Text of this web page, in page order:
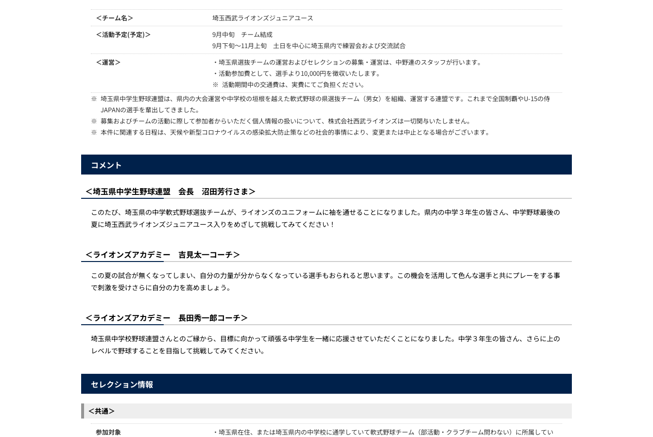
＜チーム名＞
埼玉西武ライオンズジュニアユース
＜活動予定(予定)＞
9月中旬 チーム結成
9月下旬～11月上旬 土日を中心に埼玉県内で練習会および交流試合
＜運営＞
・埼玉県選抜チームの運営およびセレクションの募集・運営は、中野連のスタッフが行います。
・活動参加費として、選手より10,000円を徴収いたします。
※ 活動期間中の交通費は、実費にてご負担ください。
※ 埼玉県中学生野球連盟は、県内の大会運営や中学校の垣根を越えた軟式野球の県選抜チーム（男女）を組織、運営する連盟です。これまで全国制覇やU-15の侍
JAPANの選手を輩出してきました。
※ 募集およびチームの活動に際して参加者からいただく個人情報の扱いについて、株式会社西武ライオンズは一切関与いたしません。
※ 本件に関連する日程は、天候や新型コロナウイルスの感染拡大防止策などの社会的事情により、変更または中止となる場合がございます。
コメント
＜埼玉県中学生野球連盟 会長 沼田芳行さま＞
このたび、埼玉県の中学軟式野球選抜チームが、ライオンズのユニフォームに袖を通せることになりました。県内の中学３年生の皆さん、中学野球最後の
夏に埼玉西武ライオンズジュニアユース入りをめざして挑戦してみてください！
＜ライオンズアカデミー 吉見太一コーチ＞
この夏の試合が無くなってしまい、自分の力量が分からなくなっている選手もおられると思います。この機会を活用して色んな選手と共にプレーをする事
で刺激を受けさらに自分の力を高めましょう。
＜ライオンズアカデミー 長田秀一郎コーチ＞
埼玉県中学校野球連盟さんとのご縁から、目標に向かって頑張る中学生を一緒に応援させていただくことになりました。中学３年生の皆さん、さらに上の
レベルで野球することを目指して挑戦してみてください。
セレクション情報
＜共通＞
参加対象
・埼玉県在住、または埼玉県内の中学校に通学していて軟式野球チーム（部活動・クラブチーム問わない）に所属してい